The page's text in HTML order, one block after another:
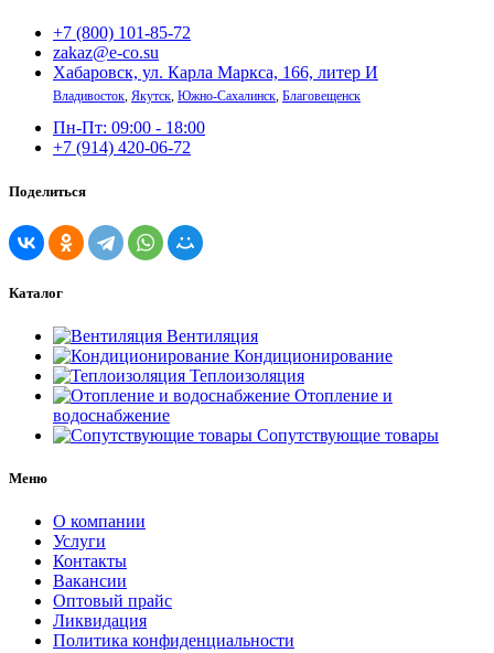
+7 (800) 101-85-72
zakaz@e-co.su
Хабаровск, ул. Карла Маркса, 166, литер И
Владивосток, Якутск, Южно-Сахалинск, Благовещенск
Пн-Пт: 09:00 - 18:00
+7 (914) 420-06-72
Поделиться
Каталог
Вентиляция
Кондиционирование
Теплоизоляция
Отопление и
водоснабжение
Сопутствующие товары
Меню
О компании
Услуги
Контакты
Вакансии
Оптовый прайс
Ликвидация
Политика конфиденциальности